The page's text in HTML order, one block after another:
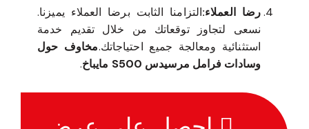
مخفية.
رضا العملاء:التزامنا الثابت برضا العملاء يميزنا.
نسعى لتجاوز توقعاتك من خلال تقديم خدمة
استثنائية ومعالجة جميع احتياجاتك.مخاوف حول